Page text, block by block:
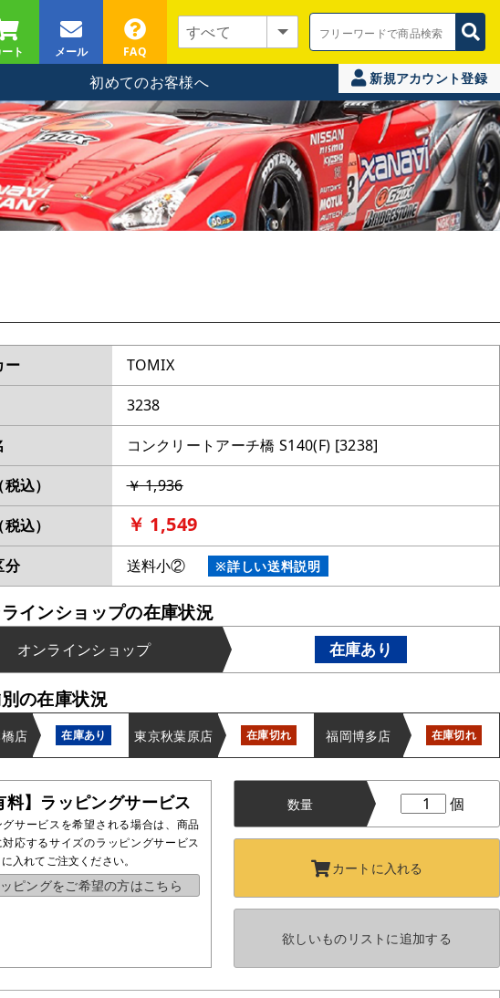
ト メール FAQ
初めてのお客様へ 新規アカウント登録
ー
TOMIX
3238
コンクリートアーチ橋 S140(F) [3238]
込）
￥ 1,936
込）
￥ 1,549
分 送料小② ※詳しい送料説明
インショップの在庫状況
オンラインショップ 在庫あり
の在庫状況
店 在庫あり 東京秋葉原店 在庫切れ 福岡博多店 在庫切れ
料】ラッピングサービス
グサービスを希望される場合は、商品
対応するサイズのラッピングサービス
入れてご注文ください。
ピングをご希望の方はこちら
数量 個
カートに入れる
欲しいものリストに追加する